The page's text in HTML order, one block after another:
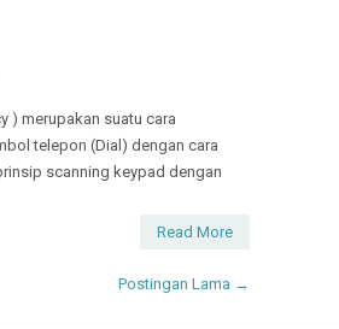
) merupakan suatu cara
telepon (Dial) dengan cara
scanning keypad dengan
Read More
Postingan Lama →